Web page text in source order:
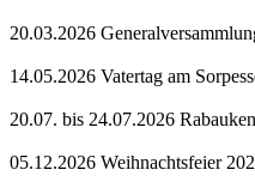
20.03.2026
14.05.2026 Vatertag am
20.07. bis 24.07.2026
05.12.2026 Weihnachtsfeier